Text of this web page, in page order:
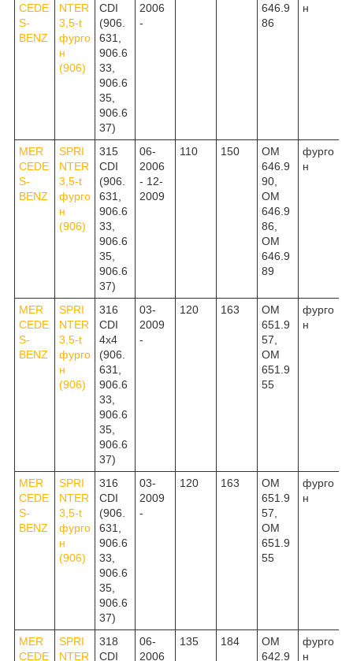
CEDE
S-
BENZ
NTER
3,5-t
фурго
н
(906)
CDI
(906.
631,
906.6
33,
906.6
35,
906.6
37)
2006
-
646.9
86
н
MER
CEDE
S-
BENZ
SPRI
NTER
3,5-t
фурго
н
(906)
315
CDI
(906.
631,
906.6
33,
906.6
35,
906.6
37)
06-
2006
- 12-
2009
110 150
OM
646.9
90,
OM
646.9
86,
OM
646.9
89
фурго
н
MER
CEDE
S-
BENZ
SPRI
NTER
3,5-t
фурго
н
(906)
316
CDI
4x4
(906.
631,
906.6
33,
906.6
35,
906.6
37)
03-
2009
-
120 163
OM
651.9
57,
OM
651.9
55
фурго
н
MER
CEDE
S-
BENZ
SPRI
NTER
3,5-t
фурго
н
(906)
316
CDI
(906.
631,
906.6
33,
906.6
35,
906.6
37)
03-
2009
-
120 163
OM
651.9
57,
OM
651.9
55
фурго
н
MER
CEDE
SPRI
NTER
318
CDI
06-
2006
135 184
OM
642.9
фурго
н